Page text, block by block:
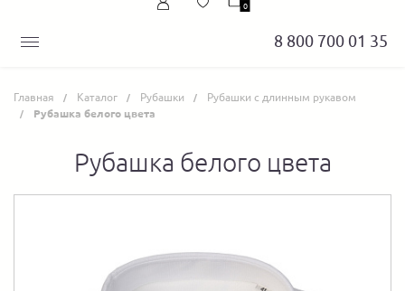
8 800 700 01 35
0
Главная Каталог Рубашки Рубашки с длинным рукавом
Рубашка белого цвета
Рубашка белого цвета